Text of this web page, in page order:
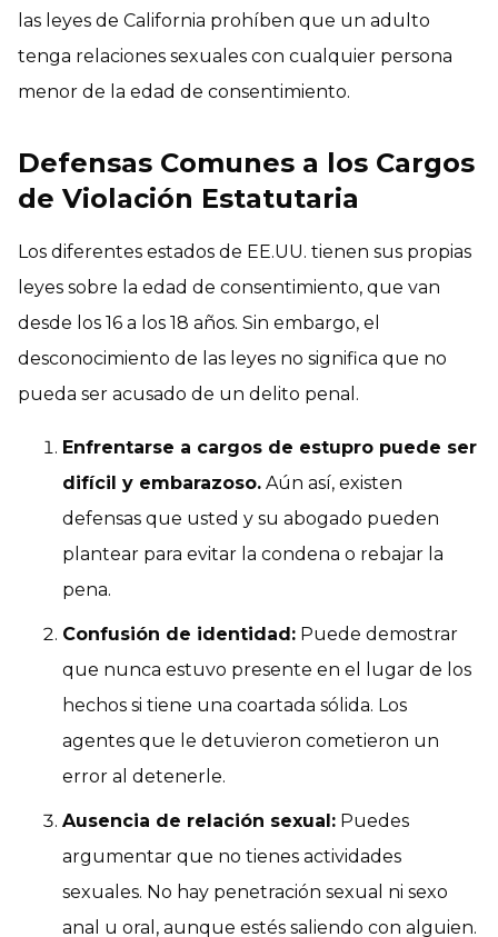
las leyes de California prohíben que un adulto
tenga relaciones sexuales con cualquier persona
menor de la edad de consentimiento.
Defensas Comunes a los Cargos
de Violación Estatutaria
Los diferentes estados de EE.UU. tienen sus propias
leyes sobre la edad de consentimiento, que van
desde los 16 a los 18 años. Sin embargo, el
desconocimiento de las leyes no significa que no
pueda ser acusado de un delito penal.
Enfrentarse a cargos de estupro puede ser
difícil y embarazoso. Aún así, existen
defensas que usted y su abogado pueden
plantear para evitar la condena o rebajar la
pena.
Confusión de identidad: Puede demostrar
que nunca estuvo presente en el lugar de los
hechos si tiene una coartada sólida. Los
agentes que le detuvieron cometieron un
error al detenerle.
Ausencia de relación sexual: Puedes
argumentar que no tienes actividades
sexuales. No hay penetración sexual ni sexo
anal u oral, aunque estés saliendo con alguien.